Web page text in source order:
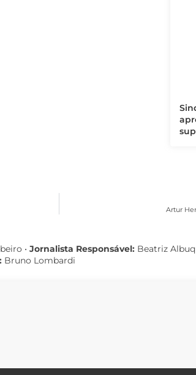
Artur
• Jornalista Responsável: Beatriz
Bruno Lombardi